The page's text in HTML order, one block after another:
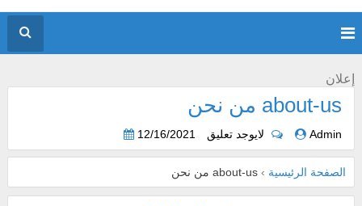
إعلان
about-us من نحن
Admin لايوجد تعليق 12/16/2021
الصفحة الرئيسية › about-us من نحن